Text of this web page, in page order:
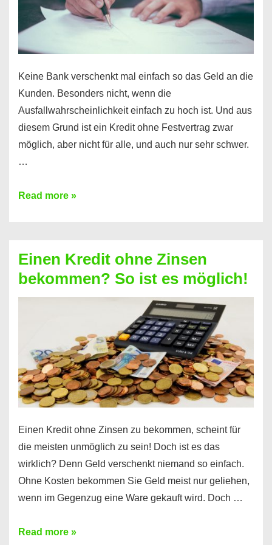
möglich!
Keine Bank verschenkt mal einfach so das Geld an die
Kunden. Besonders nicht, wenn die
Ausfallwahrscheinlichkeit einfach zu hoch ist. Und aus
diesem Grund ist ein Kredit ohne Festvertrag zwar
möglich, aber nicht für alle, und auch nur sehr schwer.
…
Ist
Festvertrag
für
jeden
erfahren
Sie
es
Read more »
Einen Kredit ohne Zinsen
bekommen? So ist es möglich!
Einen Kredit ohne Zinsen zu bekommen, scheint für
die meisten unmöglich zu sein! Doch ist es das
wirklich? Denn Geld verschenkt niemand so einfach.
Ohne Kosten bekommen Sie Geld meist nur geliehen,
wenn im Gegenzug eine Ware gekauft wird. Doch …
Einen
Read more »